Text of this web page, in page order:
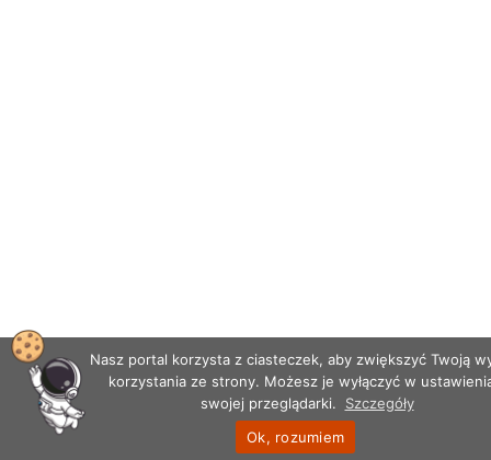
Nasz portal korzysta z ciasteczek, aby zwiększyć Twoją
korzystania ze strony. Możesz je wyłączyć w
swojej przeglądarki.
Szczegóły
Ok, rozumiem